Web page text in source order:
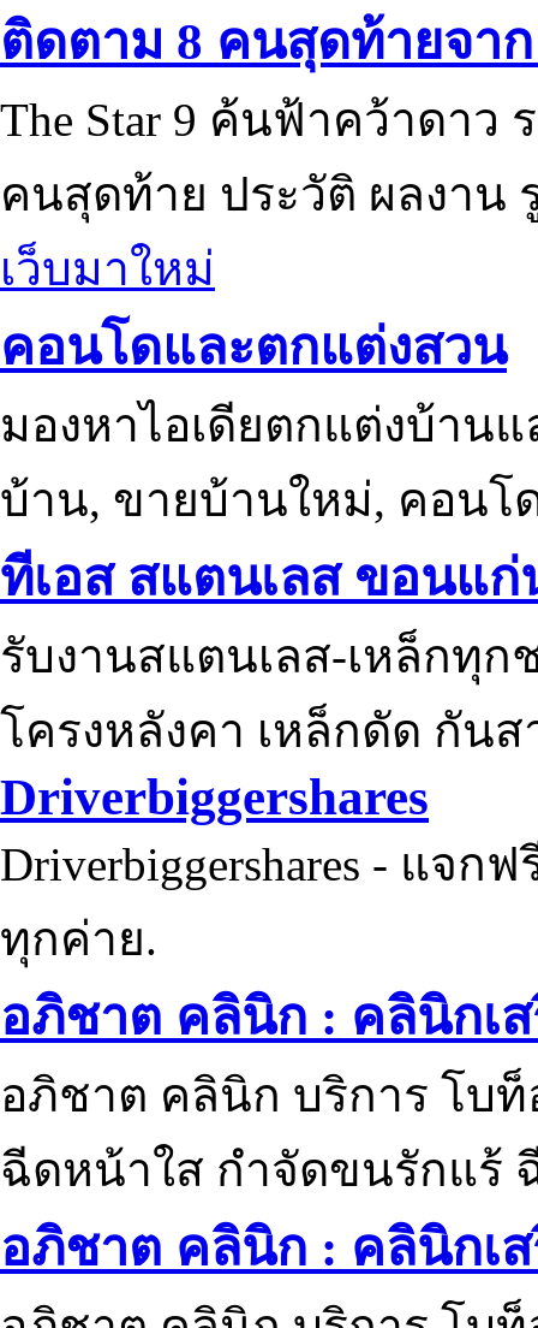
ติดตาม 8 คนสุดท้ายจาก
The Star 9 ค้นฟ้าคว้าดาว
คนสุดท้าย ประวัติ ผลงาน
เว็บมาใหม่
คอนโดและตกแต่งสวน
มองหาไอเดียตกแต่งบ้าน
บ้าน, ขายบ้านใหม่, คอนโ
ทีเอส สแตนเลส ขอนแก่
รับงานสแตนเลส-เหล็กทุ
โครงหลังคา เหล็กดัด กัน
Driverbiggershares
Driverbiggershares - แจก
ทุกค่าย.
อภิชาต คลินิก : คลินิกเ
อภิชาต คลินิก บริการ โบ
ฉีดหน้าใส กำจัดขนรักแร้
อภิชาต คลินิก : คลินิกเ